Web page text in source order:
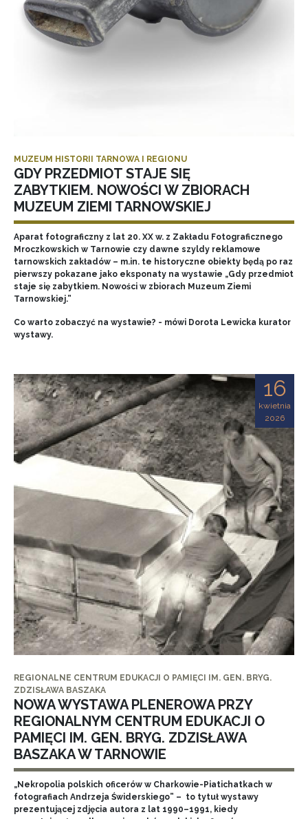
MUZEUM HISTORII TARNOWA I REGIONU
GDY PRZEDMIOT STAJE SIĘ
ZABYTKIEM. NOWOŚCI W ZBIORACH
MUZEUM ZIEMI TARNOWSKIEJ
Aparat fotograficzny z lat 20. XX w. z Zakładu Fotograficznego
Mroczkowskich w Tarnowie czy dawne szyldy reklamowe
tarnowskich zakładów – m.in. te historyczne obiekty będą po raz
pierwszy pokazane jako eksponaty na wystawie „Gdy przedmiot
staje się zabytkiem. Nowości w zbiorach Muzeum Ziemi
Tarnowskiej.”
Co warto zobaczyć na wystawie? - mówi Dorota Lewicka kurator
wystawy.
16
kwietnia
2026
REGIONALNE CENTRUM EDUKACJI O PAMIĘCI IM. GEN. BRYG.
ZDZISŁAWA BASZAKA
NOWA WYSTAWA PLENEROWA PRZY
REGIONALNYM CENTRUM EDUKACJI O
PAMIĘCI IM. GEN. BRYG. ZDZISŁAWA
BASZAKA W TARNOWIE
„Nekropolia polskich oficerów w Charkowie-Piatichatkach w
fotografiach Andrzeja Świderskiego” – to tytuł wystawy
prezentującej zdjęcia autora z lat 1990–1991, kiedy